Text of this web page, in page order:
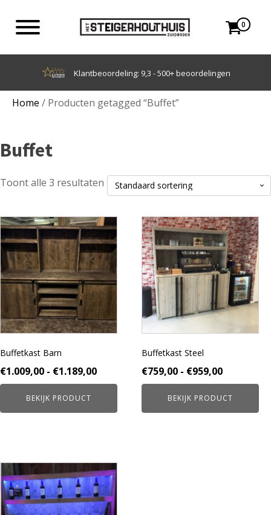
0
Achteraf betalen met Klarna
Home / Producten getagged “Buffet”
Buffet
Toont alle 3 resultaten
Buffetkast Barn
€1.009,00 - €1.189,00Prijsklasse:
€1.009,00
€1.189,00
BEKIJK PRODUCT
Dit
product
heeft
meerdere
variaties.
Deze
kan
gekozen
op
de
productpagina
Buffetkast Steel
€759,00 - €959,00
€759,00
tot
€959,00
BEKIJK PRODUCT
Dit
product
heeft
meerdere
variaties.
Deze
optie
kan
op
de
productpagina
Dit
product
heeft
meerdere